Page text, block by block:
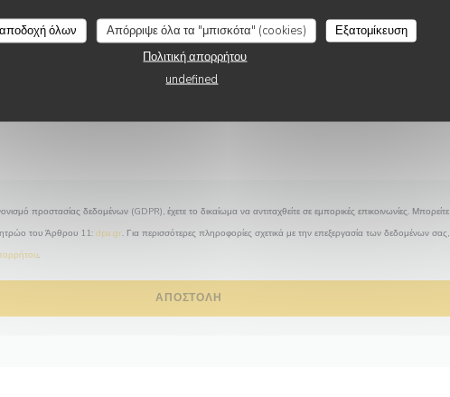
όλων Απόρριψε όλα τα "μπισκότα" (cookies)
Εξατομίκευση
Πολιτική απορρήτου
undefined
προστασίας δεδομένων (GDPR), έχετε το δικαίωμα να αντιταχθείτε σε εμπορικές επικοινωνίες. Μπορείτε
του Άρθρου 11: dpa.gr. Για περισσότερες πληροφορίες σχετικά με την επεξεργασία των δεδομένων σας,
.